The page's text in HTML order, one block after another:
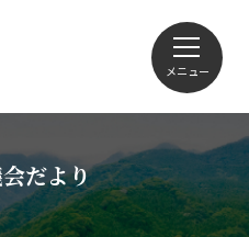
メニュー
だより